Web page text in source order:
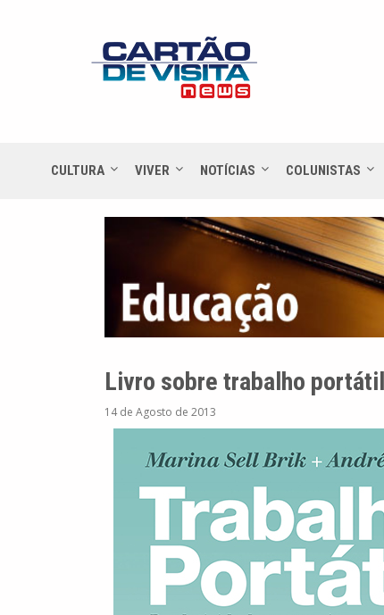
CULTURA VIVER NOTÍCIAS COLUNISTAS
Livro sobre trabalho
14 de Agosto de 2013